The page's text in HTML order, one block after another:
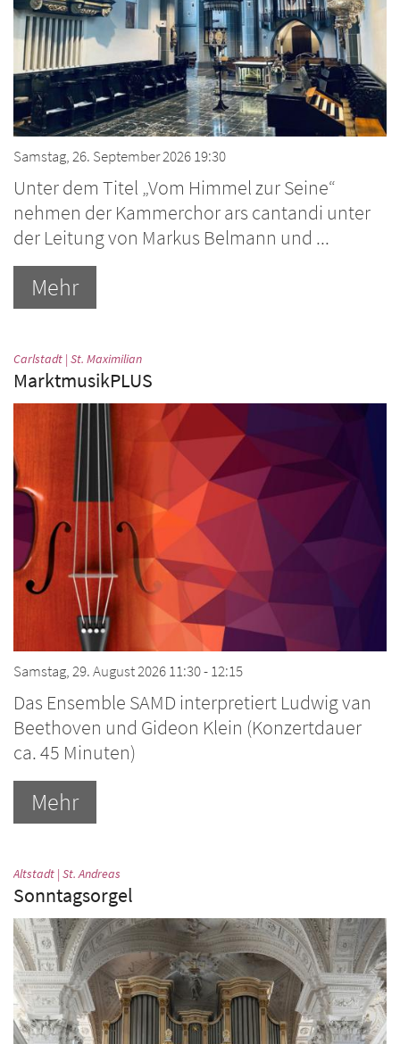
Samstag, 26. September 2026 19:30
Unter dem Titel „Vom Himmel zur Seine“
nehmen der Kammerchor ars cantandi unter
der Leitung von Markus Belmann und ...
Mehr
Carlstadt | St. Maximilian:
MarktmusikPLUS
Samstag, 29. August 2026 11:30 - 12:15
Das Ensemble SAMD interpretiert Ludwig van
Beethoven und Gideon Klein (Konzertdauer
ca. 45 Minuten)
Mehr
Altstadt | St. Andreas
Sonntagsorgel